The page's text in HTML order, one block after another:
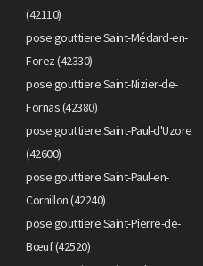
(42110)
pose gouttiere Saint-Médard-en-
Forez (42330)
pose gouttiere Saint-Nizier-de-
Fornas (42380)
pose gouttiere Saint-Paul-d'Uzore
(42600)
pose gouttiere Saint-Paul-en-
Cornillon (42240)
pose gouttiere Saint-Pierre-de-
Bœuf (42520)